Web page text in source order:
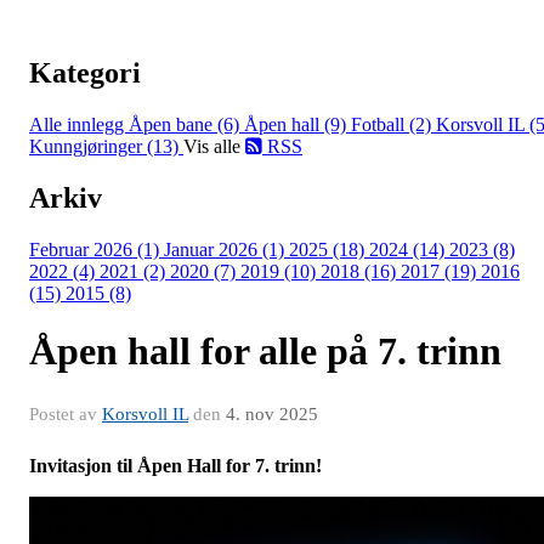
Kategori
Alle innlegg Åpen bane (6) Åpen hall (9) Fotball (2) Korsvoll IL
Kunngjøringer (13) Vis alle RSS
Arkiv
Februar 2026 (1) Januar 2026 (1) 2025 (18) 2024 (14) 2023 (8)
2022 (4) 2021 (2) 2020 (7) 2019 (10) 2018 (16) 2017 (19) 2016
(15) 2015 (8)
Åpen hall for alle på 7. trinn
Postet av Korsvoll ILden 4. nov 2025
Invitasjon til Åpen Hall for 7. trinn!